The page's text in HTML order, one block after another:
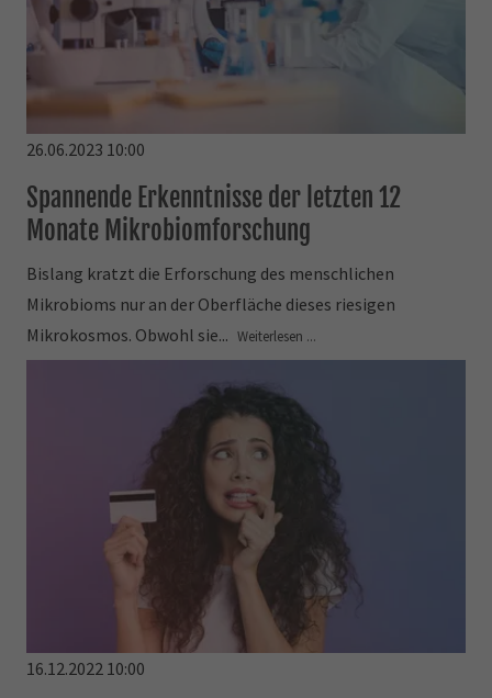
26.06.2023 10:00
Spannende Erkenntnisse der letzten 12
Monate Mikrobiomforschung
Bislang kratzt die Erforschung des menschlichen
Mikrobioms nur an der Oberfläche dieses riesigen
Mikrokosmos. Obwohl sie... Weiterlesen ...
16.12.2022 10:00